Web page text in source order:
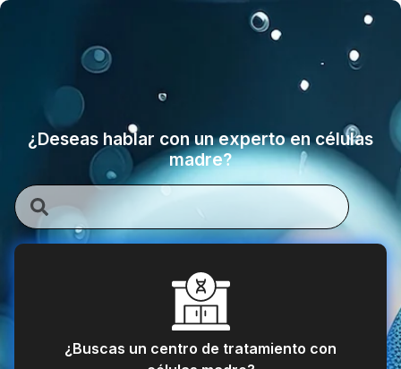
¿Deseas hablar con un experto en células
madre?
¿Buscas un centro de tratamiento con